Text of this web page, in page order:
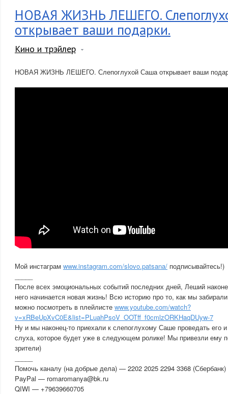
НОВАЯ ЖИЗНЬ ЛЕШЕГО.
открывает ваши подарки.
Кино и трэйлер
НОВАЯ ЖИЗНЬ ЛЕШЕГО. Слепоглухой Саша открывает ваши
Мой инстаграм www.instagram.com/slovo.patsana/ подписывайтесь!)
После всех эмоциональных событий последних дней, Леший
него начинается новая жизнь! Всю историю про то, как мы
можно посмотреть в плейлисте www.youtube.com/watch?
v=xRBeUpXvC0E&list=PLuahPsoV_OOTff_f0cmlzORKHaqDUyw-7
Ну и мы наконец-то приехали к слепоглухому Саше проведать его
слуха, которое будет уже в следующем ролике! Мы привезли ему
зрители)
Помочь каналу (на добрые дела) — 2202 2025 2294 3368 (Сбербанк)
PayPal — romaromanya@bk.ru
QIWI — +79639660705